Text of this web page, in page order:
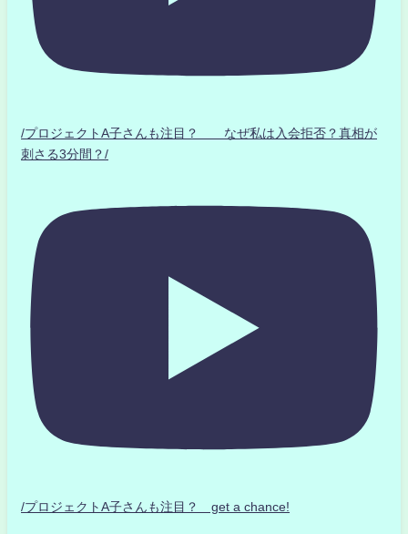
/プロジェクトA子さんも注目？ なぜ私は入会拒否？真相が
刺さる3分間？/
/プロジェクトA子さんも注目？ get a chance!